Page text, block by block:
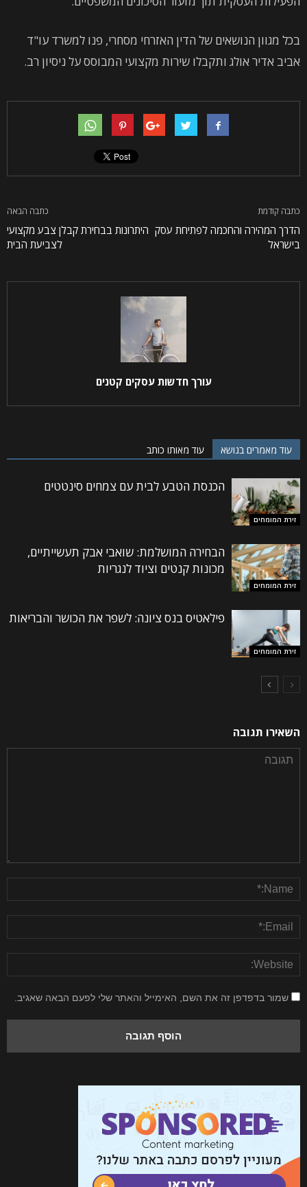
בכל מגוון הנושאים של הדין האזרחי מסחרי, פנו למשרד עו"ד
אביב אדיר אולג ותקבלו שירות מקצועי המבוסס על ניסיון רב.
כתבה קודמת
הדרך המהירה והחכמה לפתיחת עסק
בישראל
כתבה הבאה
היתרונות בבחירת קבלן צבע מקצועי
לצביעת הבית
עורך חדשות עסקים קטנים
עוד מאמרים בנושא עוד מאותו כותב
זירת המומחים
הכנסת הטבע לבית עם צמחים סינטטים
זירת המומחים
הבחירה המושלמת: שואבי אבק תעשייתיים,
מכונות קנטים וציוד לנגריות
זירת המומחים
פילאטיס בנס ציונה: לשפר את הכושר והבריאות
השאירו תגובה
שמור בדפדפן זה את השם, האימייל והאתר שלי לפעם הבאה שאגיב.